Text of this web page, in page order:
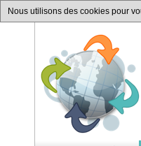
Nous utilisons des cookies pour